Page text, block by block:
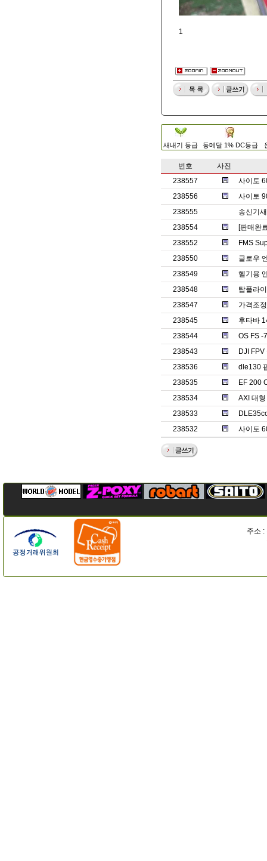
1
새내기 등급 동메달 1% DC등급
번호
사진
238557
사이토
238556
사이토
238555
송신기
238554
[판매완
238552
FMS
238550
글로우
238549
헬기용
238548
탑플라
238547
가격조
238545
후타바
238544
OS FS -
238543
DJI
238536
dle130
238535
EF 200
238534
AXI 대
238533
238532
사이토
주소